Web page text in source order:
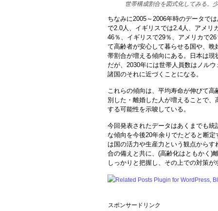
世帯構成割合を図式化してみる。
ちなみに2005～2006年時のデータで
で2.0人、イギリスでは2.4人、アメリ
46％、イギリスで29％、アメリカで
て高齢者が安心して暮らせる国や、
帯割合が増える傾向にある。日本は
だが、2030年には世帯人員数はノル
諸国のそれに近づくことになる。
これらの傾向は、平均寿命が伸びて
別した・離婚した人が増えることで
する可能性を示唆している。
今回発表されたデータはあくまでも
な傾向を今後20年余りでたどると断
は国の活力や生産力という観点から
合の備えと共に、(高齢化はともかく)
しっかりと把握し、その上での対策が
スポンサードリンク